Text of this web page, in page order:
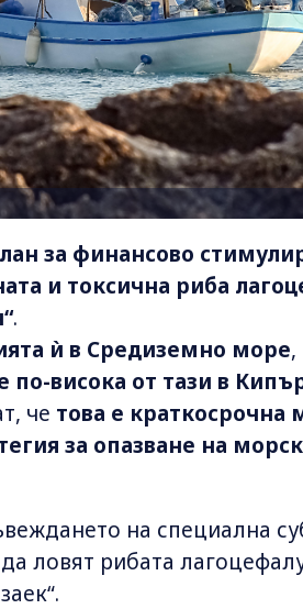
за финансово
и токсична риба
.
ѝ в Средиземно море,
по-висока от тази в
че това е краткосрочна
за опазване на
на специална
ловят рибата